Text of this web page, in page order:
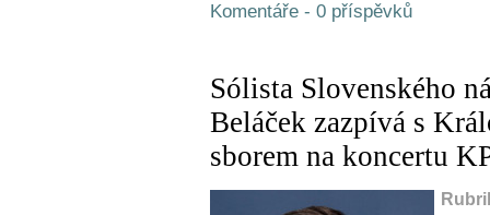
Komentáře - 0 příspěvků
Sólista Slovenského
Beláček zazpívá s
sborem na koncertu